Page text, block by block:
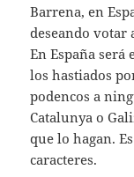
Barrena, en
deseando votar
En España será
los hastiados
podencos a
Catalunya o
que lo hagan.
caracteres.